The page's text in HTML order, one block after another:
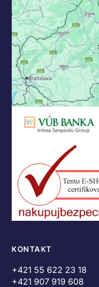
KONTAKT
+421 55 622 23 18
+421 907 919 608